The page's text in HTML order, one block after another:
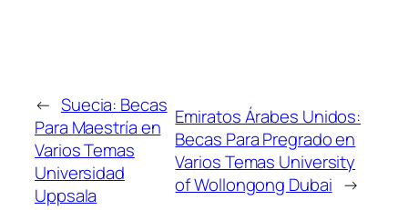
← Suecia: Becas
Para Maestría en
Varios Temas
Universidad
Uppsala
Emiratos Árabes Unidos:
Becas Para Pregrado en
Varios Temas University
of Wollongong Dubai →